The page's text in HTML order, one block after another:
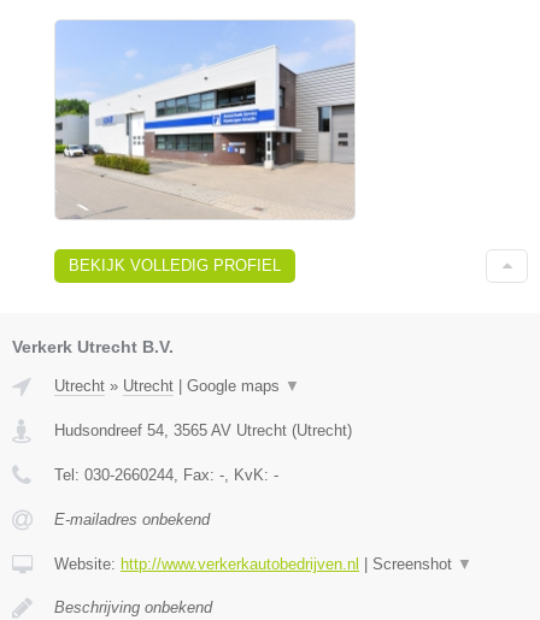
BEKIJK VOLLEDIG PROFIEL
Verkerk Utrecht B.V.
Utrecht » Utrecht | Google maps ▼
Hudsondreef 54 3565 AV Utrecht (Utrecht)
Tel: 030-2660244 , Fax: - , KvK: -
E-mailadres onbekend
Website: http://www.verkerkautobedrijven.nl | Screenshot ▼
Beschrijving onbekend